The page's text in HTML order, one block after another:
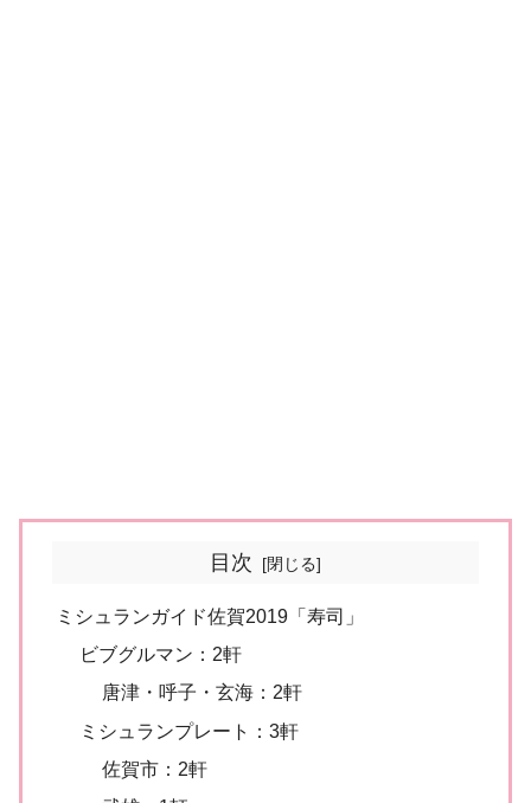
目次
ミシュランガイド佐賀2019「寿司」
ビブグルマン：2軒
唐津・呼子・玄海：2軒
ミシュランプレート：3軒
佐賀市：2軒